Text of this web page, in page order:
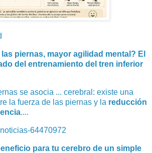
piernas, mayor agilidad mental? El
del entrenamiento del tren inferior
se asocia ... cerebral: existe una
la fuerza de las piernas y la reducción
....
noticias-64470972
para tu cerebro de un simple